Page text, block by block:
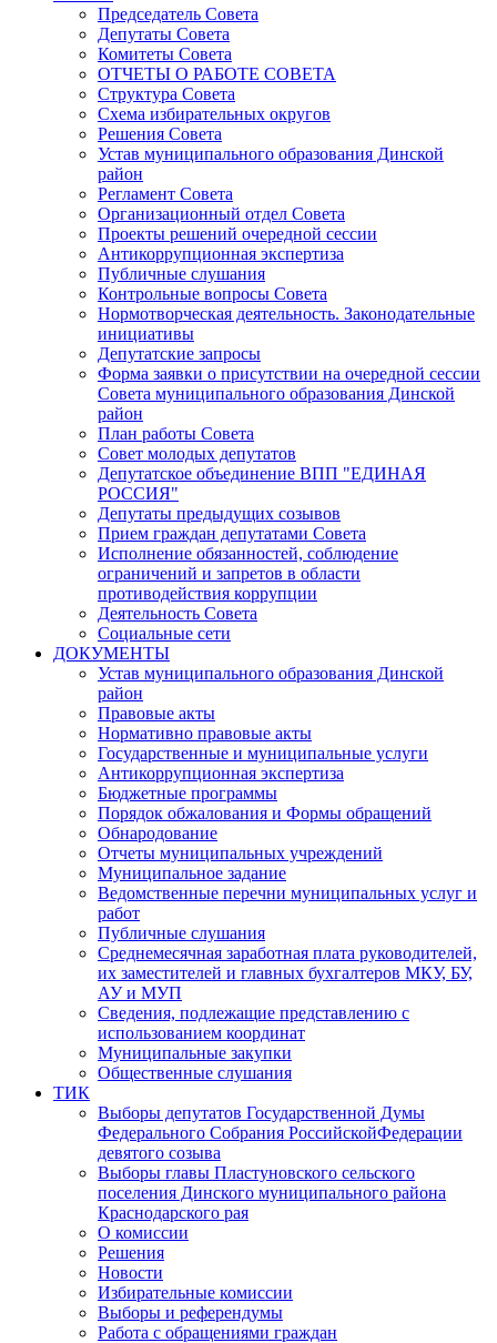
Председатель Совета
Депутаты Совета
Комитеты Совета
ОТЧЕТЫ О РАБОТЕ СОВЕТА
Структура Совета
Схема избирательных округов
Решения Совета
Устав муниципального образования Динской
район
Регламент Совета
Организационный отдел Совета
Проекты решений очередной сессии
Антикоррупционная экспертиза
Публичные слушания
Контрольные вопросы Совета
Нормотворческая деятельность. Законодательные
инициативы
Депутатские запросы
Форма заявки о присутствии на очередной сессии
Совета муниципального образования Динской
район
План работы Совета
Совет молодых депутатов
Депутатское объединение ВПП "ЕДИНАЯ
РОССИЯ"
Депутаты предыдущих созывов
Прием граждан депутатами Совета
Исполнение обязанностей, соблюдение
ограничений и запретов в области
противодействия коррупции
Деятельность Совета
Социальные сети
ДОКУМЕНТЫ
Устав муниципального образования Динской
район
Правовые акты
Нормативно правовые акты
Государственные и муниципальные услуги
Антикоррупционная экспертиза
Бюджетные программы
Порядок обжалования и Формы обращений
Обнародование
Отчеты муниципальных учреждений
Муниципальное задание
Ведомственные перечни муниципальных услуг и
работ
Публичные слушания
Среднемесячная заработная плата руководителей,
их заместителей и главных бухгалтеров МКУ, БУ,
АУ и МУП
Сведения, подлежащие представлению с
использованием координат
Муниципальные закупки
Общественные слушания
ТИК
Выборы депутатов Государственной Думы
Федерального Собрания РоссийскойФедерации
девятого созыва
Выборы главы Пластуновского сельского
поселения Динского муниципального района
Краснодарского рая
О комиссии
Решения
Новости
Избирательные комиссии
Выборы и референдумы
Работа с обращениями граждан